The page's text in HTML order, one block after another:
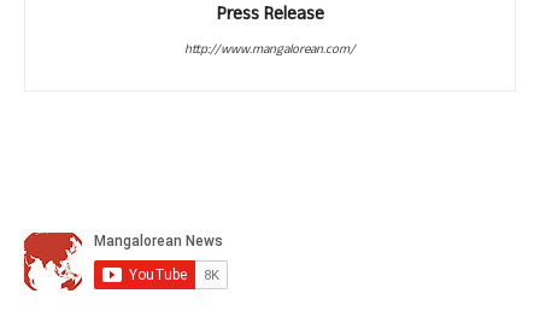
Press Release
http://www.mangalorean.com/